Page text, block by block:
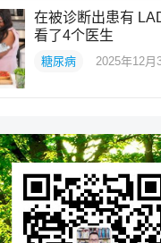
在被诊断出患有
看了4个医生
糖尿病 2025年12月